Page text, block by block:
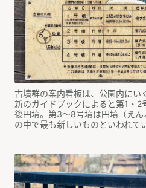
古墳群の案内看板は、公園内にい
新のガイドブックによると第1・
後円墳。第3～8号墳は円墳（え
の中で最も新しいものといわれて